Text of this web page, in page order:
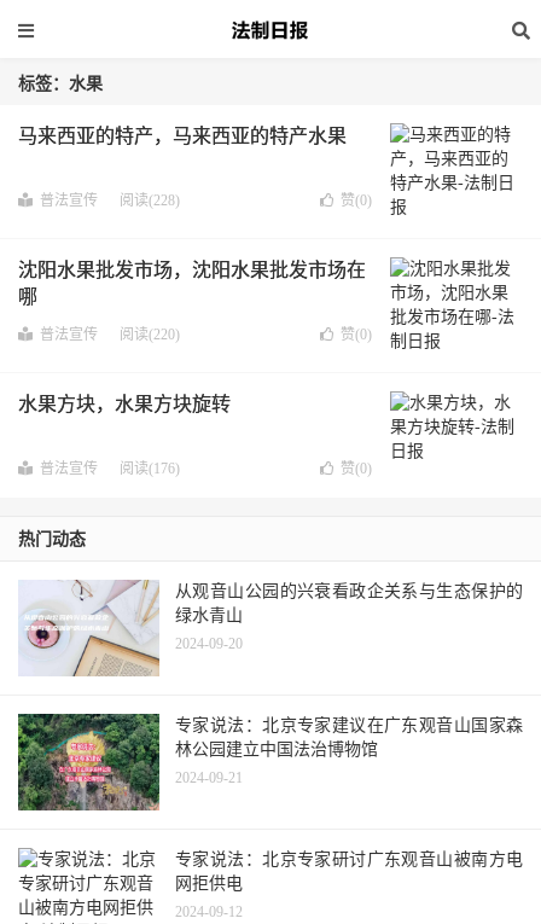
标签：水果
马来西亚的特产，马来西亚的特产水果
普法宣传 阅读(228) 赞(0)
沈阳水果批发市场，沈阳水果批发市场在
哪
普法宣传 阅读(220) 赞(0)
水果方块，水果方块旋转
普法宣传 阅读(176) 赞(0)
热门动态
从观音山公园的兴衰看政企关系与生态保护的
绿水青山
2024-09-20
专家说法：北京专家建议在广东观音山国家森
林公园建立中国法治博物馆
2024-09-21
专家说法：北京专家研讨广东观音山被南方电
网拒供电
2024-09-12